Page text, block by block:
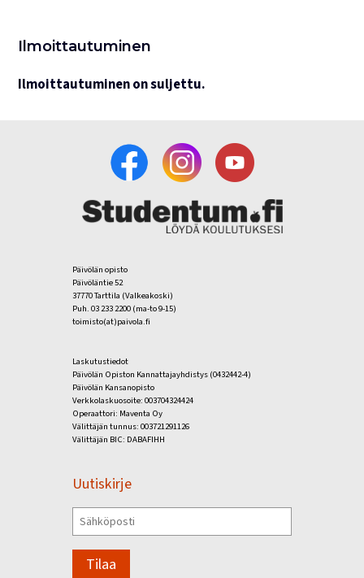
Ilmoittautuminen
Ilmoittautuminen on suljettu.
Päivölän opisto
Päivöläntie 52
37770 Tarttila (Valkeakoski)
Puh. 03 233 2200 (ma-to 9-15)
toimisto(at)paivola.fi
Laskutustiedot
Päivölän Opiston Kannattajayhdistys (0432442-4)
Päivölän Kansanopisto
Verkkolaskuosoite: 003704324424
Operaattori: Maventa Oy
Välittäjän tunnus: 003721291126
Välittäjän BIC: DABAFIHH
Uutiskirje
Tilaa